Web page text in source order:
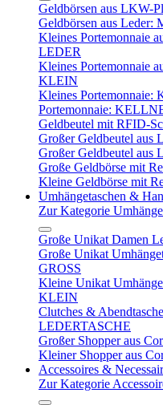
Geldbörsen aus LKW-
Geldbörsen aus
Kleines Portemonnaie
LEDER
Kleines Portemonnaie
KLEIN
Kleines Portemonnaie:
Portemonnaie:
Geldbeutel mit RFID-
Großer Geldbeutel
Großer Geldbeutel
Große Geldbörse mit
Kleine Geldbörse mit
Umhängetaschen &
Zur Kategorie
Große Unikat Damen
Große Unikat
GROSS
Kleine Unikat
KLEIN
Clutches &
LEDERTASCHE
Großer Shopper aus
Kleiner Shopper aus
Accessoires &
Zur Kategorie